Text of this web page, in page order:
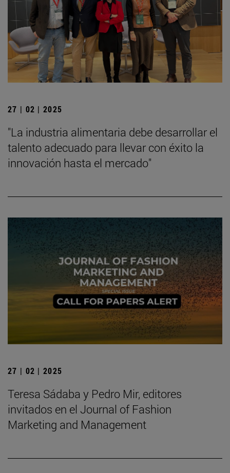
27 | 02 | 2025
"La industria alimentaria debe desarrollar el
talento adecuado para llevar con éxito la
innovación hasta el mercado"
27 | 02 | 2025
Teresa Sádaba y Pedro Mir, editores
invitados en el Journal of Fashion
Marketing and Management